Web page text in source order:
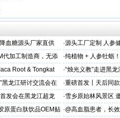
血糖源头厂家直供 ·源头工厂定制 人参
出口优选
代加工制造商，无添
·纯植物 + 人参牡蛎
力保驾护航
Root & Tongkat ·“烛光义教”走进黑
黑龙江研讨交流会在
，引领胶原抗
·重磅首发丨天后同
上市！
发会在黑龙江超龙
相关学术交流
·雪乡原始林风景区
原蛋白肽饮品OEM贴 ·@高血脂患者，长